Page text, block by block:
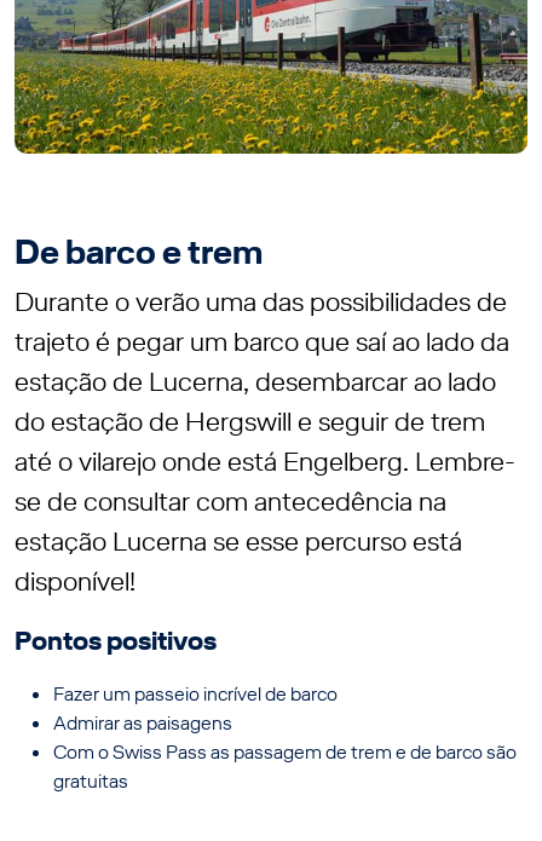
De barco e trem
Durante o verão uma das possibilidades de
trajeto é pegar um barco que saí ao lado da
estação de Lucerna, desembarcar ao lado
do estação de Hergswill e seguir de trem
até o vilarejo onde está Engelberg. Lembre-
se de consultar com antecedência na
estação Lucerna se esse percurso está
disponível!
Pontos positivos
Fazer um passeio incrível de barco
Admirar as paisagens
Com o Swiss Pass as passagem de trem e de barco são
gratuitas